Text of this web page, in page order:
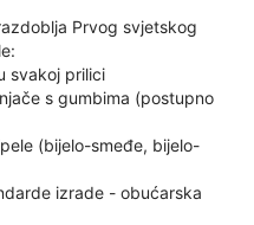
Prvog svjetskog
svakoj prilici
s gumbima (postupno
(bijelo-smeđe, bijelo-
izrade - obućarska